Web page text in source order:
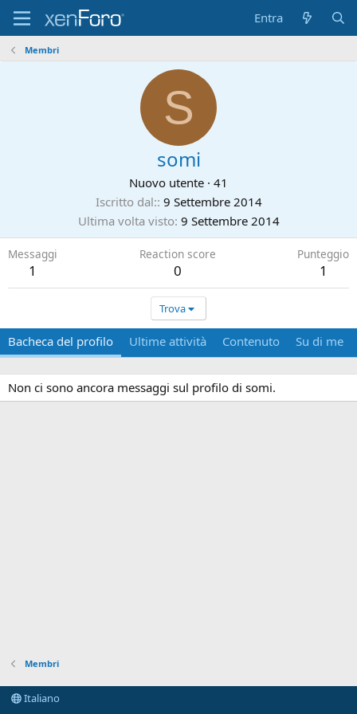
Entra
Membri
S
somi
Nuovo utente · 41
Iscritto dal: 9 Settembre 2014
Ultima volta visto 9 Settembre 2014
Messaggi
1
Reaction score
0
Punteggio
1
Trova
Bacheca del profilo Ultime attività Contenuto Su di me
Non ci sono ancora messaggi sul profilo di somi.
Membri
Italiano